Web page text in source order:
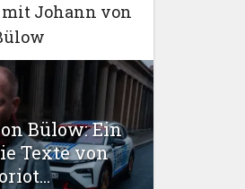
Johann von
Bülow: Ein
Texte von